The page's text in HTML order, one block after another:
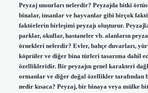
Peyzaj unsurları nelerdir? Peyzajda bitki
binalar, insanlar ve hayvanlar gibi birçok
faktörlerin birleşimi peyzajı oluşturur.
parklar, okullar, hastaneler vb. alanların
örnekleri nelerdir? Evler, bahçe duvarları,
köprüler ve diğer bina türleri tasarıma dahil
özellikleridir. Bir peyzajın genel karakteri
ormanlar ve diğer doğal özellikler tarafından
nedir kısaca? Peyzaj, bir binaya veya mülke